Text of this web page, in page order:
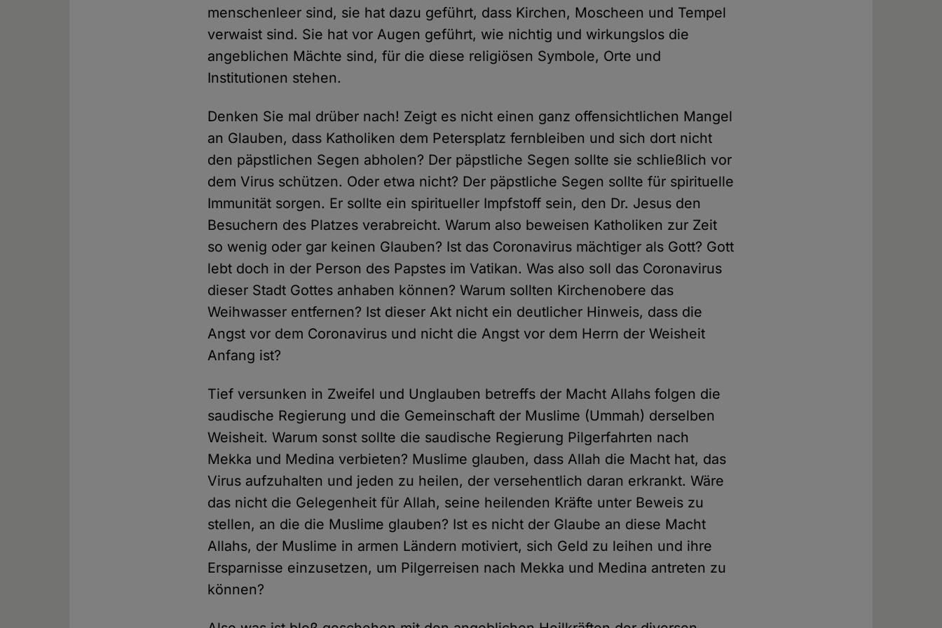
menschenleer sind, sie hat dazu geführt, dass Kirchen, Moscheen und Tempel
verwaist sind. Sie hat vor Augen geführt, wie nichtig und wirkungslos die
angeblichen Mächte sind, für die diese religiösen Symbole, Orte und
Institutionen stehen.
Denken Sie mal drüber nach! Zeigt es nicht einen ganz offensichtlichen Mangel
an Glauben, dass Katholiken dem Petersplatz fernbleiben und sich dort nicht
den päpstlichen Segen abholen? Der päpstliche Segen sollte sie schließlich vor
dem Virus schützen. Oder etwa nicht? Der päpstliche Segen sollte für spirituelle
Immunität sorgen. Er sollte ein spiritueller Impfstoff sein, den Dr. Jesus den
Besuchern des Platzes verabreicht. Warum also beweisen Katholiken zur Zeit
so wenig oder gar keinen Glauben? Ist das Coronavirus mächtiger als Gott? Gott
lebt doch in der Person des Papstes im Vatikan. Was also soll das Coronavirus
dieser Stadt Gottes anhaben können? Warum sollten Kirchenobere das
Weihwasser entfernen? Ist dieser Akt nicht ein deutlicher Hinweis, dass die
Angst vor dem Coronavirus und nicht die Angst vor dem Herrn der Weisheit
Anfang ist?
Tief versunken in Zweifel und Unglauben betreffs der Macht Allahs folgen die
saudische Regierung und die Gemeinschaft der Muslime (Ummah) derselben
Weisheit. Warum sonst sollte die saudische Regierung Pilgerfahrten nach
Mekka und Medina verbieten? Muslime glauben, dass Allah die Macht hat, das
Virus aufzuhalten und jeden zu heilen, der versehentlich daran erkrankt. Wäre
das nicht die Gelegenheit für Allah, seine heilenden Kräfte unter Beweis zu
stellen, an die die Muslime glauben? Ist es nicht der Glaube an diese Macht
Allahs, der Muslime in armen Ländern motiviert, sich Geld zu leihen und ihre
Ersparnisse einzusetzen, um Pilgerreisen nach Mekka und Medina antreten zu
können?